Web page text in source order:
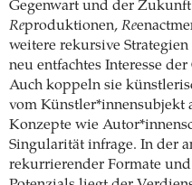
Gegenwart und der Zukunft
Reproduktionen, Re
weitere rekursive
neu entfachtes Interesse
Auch koppeln sie
vom Künstler*innensubjekt
Konzepte wie
Singularität infrage. In der
rekurrierender Formate